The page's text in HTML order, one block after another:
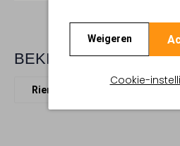
Weigeren
Cookie-
BEKIJK MEER
Riemen